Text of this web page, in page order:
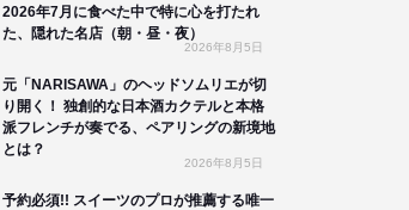
2026年7月に食べた中で特に心を打たれ
た、隠れた名店（朝・昼・夜）
2026年8月5日
元「NARISAWA」のヘッドソムリエが切
り開く！ 独創的な日本酒カクテルと本格
派フレンチが奏でる、ペアリングの新境地
とは？
2026年8月5日
予約必須!! スイーツのプロが推薦する唯一